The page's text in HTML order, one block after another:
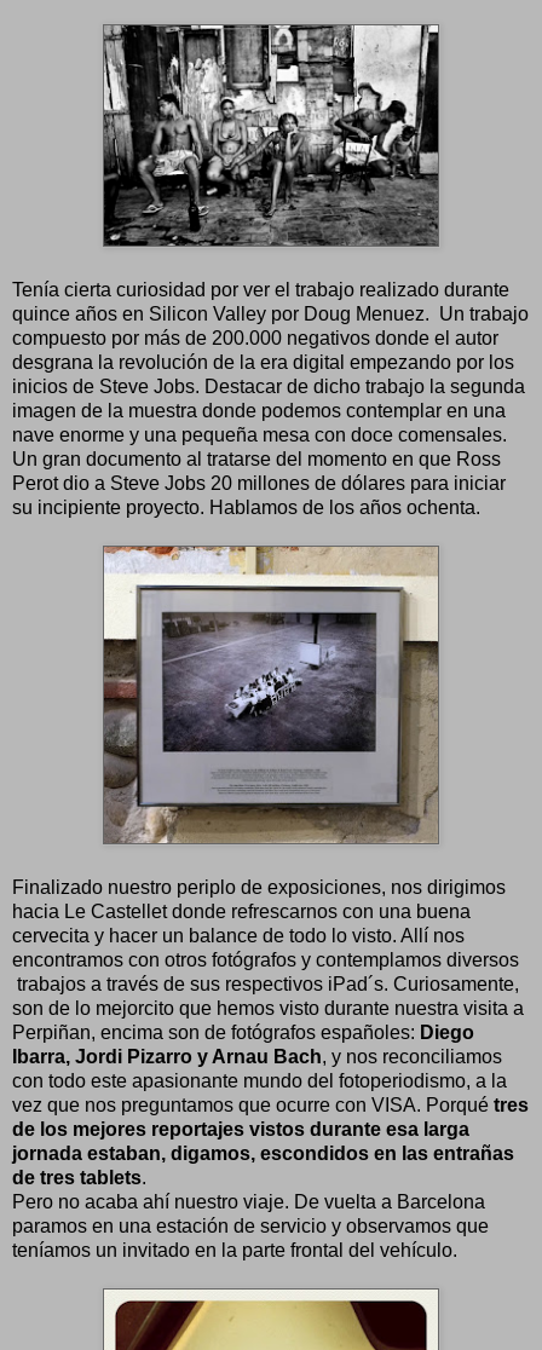
Tenía cierta curiosidad por ver el trabajo realizado durante
quince años en Silicon Valley por Doug Menuez. Un trabajo
compuesto por más de 200.000 negativos donde el autor
desgrana la revolución de la era digital empezando por los
inicios de Steve Jobs. Destacar de dicho trabajo la segunda
imagen de la muestra donde podemos contemplar en una
nave enorme y una pequeña mesa con doce comensales.
Un gran documento al tratarse del momento en que Ross
Perot dio a Steve Jobs 20 millones de dólares para iniciar
su incipiente proyecto. Hablamos de los años ochenta.
Finalizado nuestro periplo de exposiciones, nos dirigimos
hacia Le Castellet donde refrescarnos con una buena
cervecita y hacer un balance de todo lo visto. Allí nos
encontramos con otros fotógrafos y contemplamos diversos
trabajos a través de sus respectivos iPad´s. Curiosamente,
son de lo mejorcito que hemos visto durante nuestra visita a
Perpiñan, encima son de fotógrafos españoles: Diego
Ibarra, Jordi Pizarro y Arnau Bach, y nos reconciliamos
con todo este apasionante mundo del fotoperiodismo, a la
vez que nos preguntamos que ocurre con VISA. Porqué tres
de los mejores reportajes vistos durante esa larga
jornada estaban, digamos, escondidos en las entrañas
de tres tablets.
Pero no acaba ahí nuestro viaje. De vuelta a Barcelona
paramos en una estación de servicio y observamos que
teníamos un invitado en la parte frontal del vehículo.